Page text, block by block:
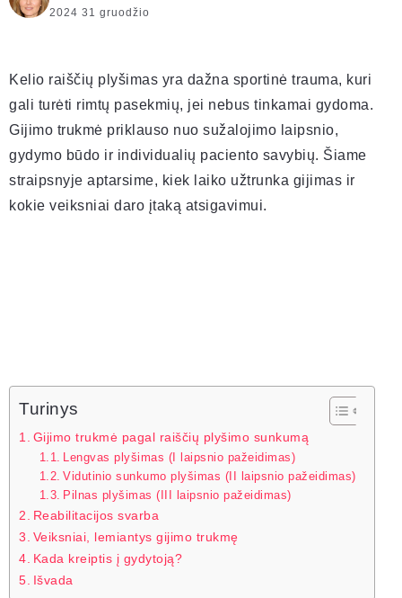
2024 31 gruodžio
Kelio raiščių plyšimas yra dažna sportinė trauma, kuri
gali turėti rimtų pasekmių, jei nebus tinkamai gydoma.
Gijimo trukmė priklauso nuo sužalojimo laipsnio,
gydymo būdo ir individualių paciento savybių. Šiame
straipsnyje aptarsime, kiek laiko užtrunka gijimas ir
kokie veiksniai daro įtaką atsigavimui.
Turinys
Gijimo trukmė pagal raiščių plyšimo sunkumą
Lengvas plyšimas (I laipsnio pažeidimas)
Vidutinio sunkumo plyšimas (II laipsnio pažeidimas)
Pilnas plyšimas (III laipsnio pažeidimas)
Reabilitacijos svarba
Veiksniai, lemiantys gijimo trukmę
Kada kreiptis į gydytoją?
Išvada